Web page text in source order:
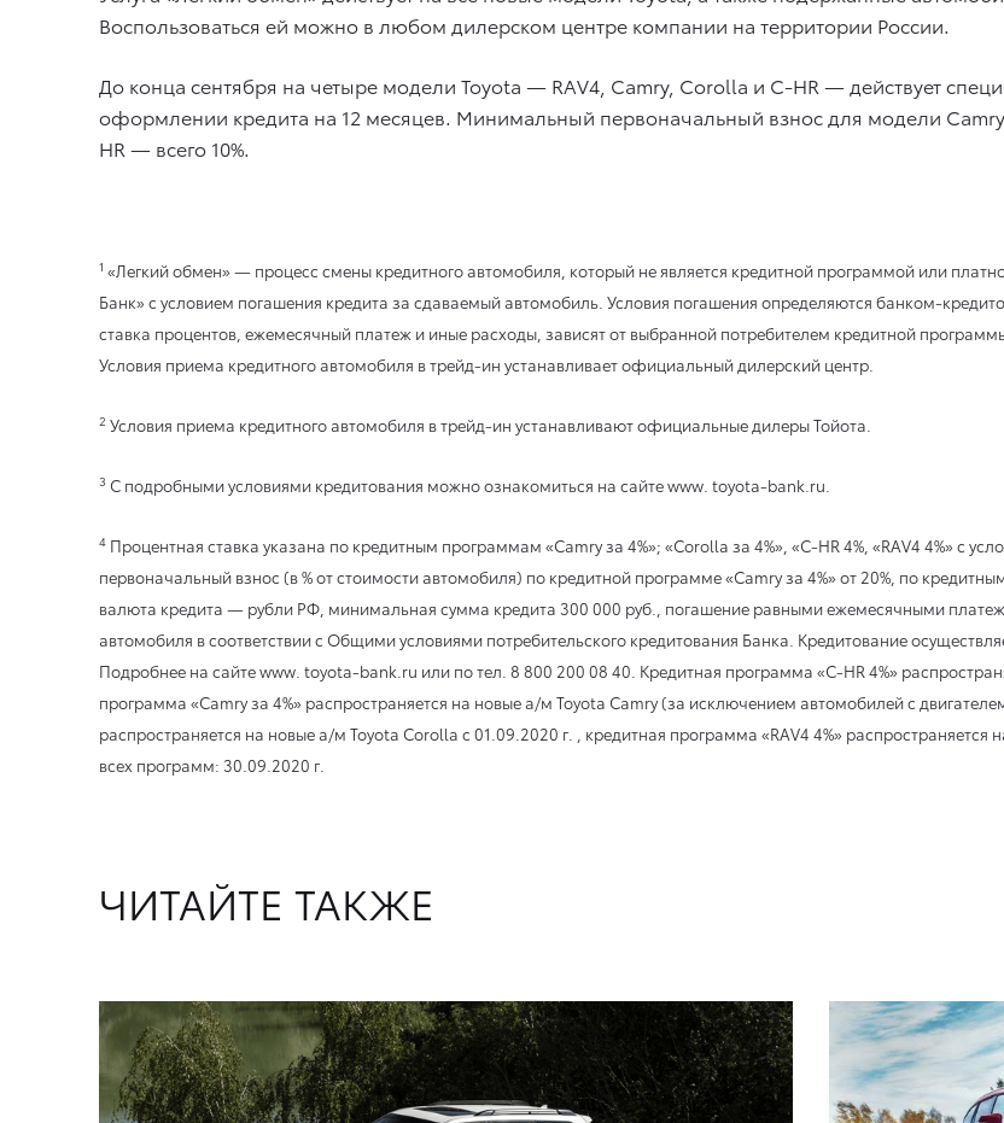
Воспользоваться ей можно в любом дилерском центре компании на территории России.
До конца сентября на четыре модели Toyota — RAV4, Camry, Corolla и C-HR — действует
оформлении кредита на 12 месяцев. Минимальный первоначальный взнос для модели Camry
HR — всего 10%.
1 «Легкий обмен» — процесс смены кредитного автомобиля, который не является кредитной программой или
Банк» с условием погашения кредита за сдаваемый автомобиль. Условия погашения определяются банком-
ставка процентов, ежемесячный платеж и иные расходы, зависят от выбранной потребителем кредитной
Условия приема кредитного автомобиля в трейд-ин устанавливает официальный дилерский центр.
2 Условия приема кредитного автомобиля в трейд-ин устанавливают официальные дилеры Тойота.
3 С подробными условиями кредитования можно ознакомиться на сайте www. toyota-bank.ru.
4 Процентная ставка указана по кредитным программам «Camry за 4%»; «Corolla за 4%», «C-HR 4%, «RAV4 4%» с
первоначальный взнос (в % от стоимости автомобиля) по кредитной программе «Camry за 4%» от 20%, по
валюта кредита — рубли РФ, минимальная сумма кредита 300 000 руб., погашение равными ежемесячными
автомобиля в соответствии с Общими условиями потребительского кредитования Банка. Кредитование
Подробнее на сайте www. toyota-bank.ru или по тел. 8 800 200 08 40. Кредитная программа «C-HR 4%»
программа «Camry за 4%» распространяется на новые а/м Toyota Camry (за исключением автомобилей с
распространяется на новые а/м Toyota Corolla с 01.09.2020 г. , кредитная программа «RAV4 4%» распространяется
всех программ: 30.09.2020 г.
ЧИТАЙТЕ ТАКЖЕ